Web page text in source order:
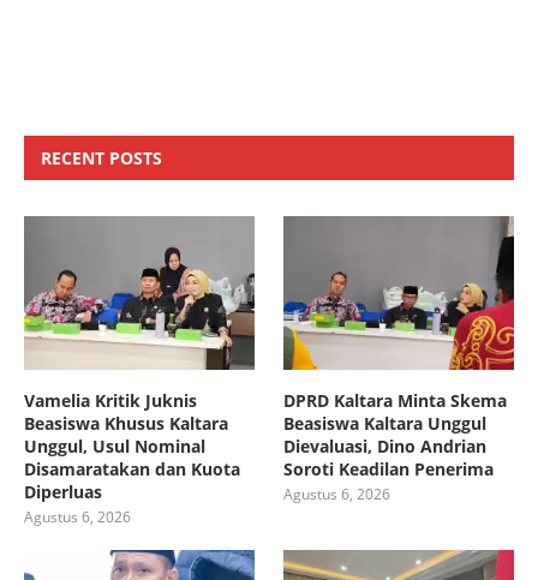
RECENT POSTS
Vamelia Kritik Juknis
Beasiswa Khusus Kaltara
Unggul, Usul Nominal
Disamaratakan dan Kuota
Diperluas
Agustus 6, 2026
DPRD Kaltara Minta Skema
Beasiswa Kaltara Unggul
Dievaluasi, Dino Andrian
Soroti Keadilan Penerima
Agustus 6, 2026